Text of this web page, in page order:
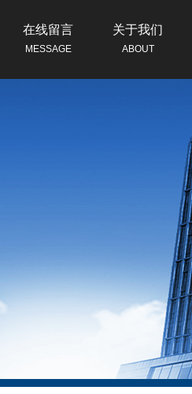
在线留言
MESSAGE
关于我们
ABOUT